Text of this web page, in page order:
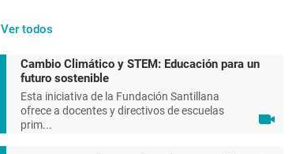
Ver todos
Cambio Climático y STEM: Educación para un
futuro sostenible
Esta iniciativa de la Fundación Santillana
ofrece a docentes y directivos de escuelas
prim...